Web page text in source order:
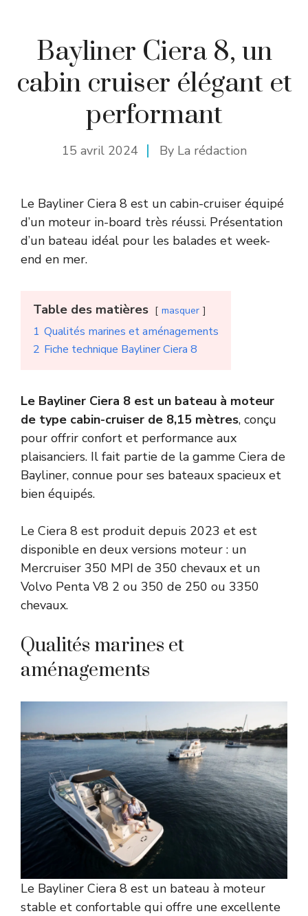
Bayliner Ciera 8, un
cabin cruiser élégant et
performant
15 avril 2024 By La rédaction
Le Bayliner Ciera 8 est un cabin-cruiser équipé
d’un moteur in-board très réussi. Présentation
d’un bateau idéal pour les balades et week-
end en mer.
Table des matières masquer
1 Qualités marines et aménagements
2 Fiche technique Bayliner Ciera 8
Le Bayliner Ciera 8 est un bateau à moteur
de type cabin-cruiser de 8,15 mètres, conçu
pour offrir confort et performance aux
plaisanciers. Il fait partie de la gamme Ciera de
Bayliner, connue pour ses bateaux spacieux et
bien équipés.
Le Ciera 8 est produit depuis 2023 et est
disponible en deux versions moteur : un
Mercruiser 350 MPI de 350 chevaux et un
Volvo Penta V8 2 ou 350 de 250 ou 3350
chevaux.
Qualités marines et
aménagements
Le Bayliner Ciera 8 est un bateau à moteur
stable et confortable qui offre une excellente